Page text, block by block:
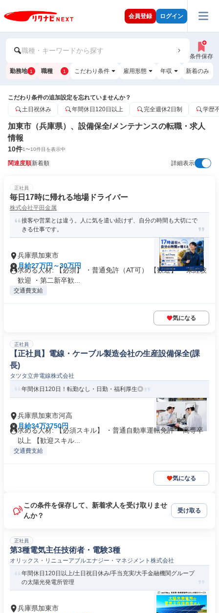
会員登録 ログイン
職種・キーワードから探す
条件保存
勤務地 1 職種 1 こだわり条件 雇用形態 年収 新着のみ
こだわり条件の追加設定を忘れていませんか？
土日祝休み
年間休日120日以上 完全週休2日制 学歴
加東市（兵庫県）、設備保全/メンテナンスの転職・求人
情報
10件1〜10件目を表示中
関連度順新着順 詳細表示
正社員
毎日17時に帰れる地場ドライバー
株式会社平田金属
接客や営業とは違う。人に気を遣い続けず、自分の時間も大切にで
きる仕事です。
兵庫県加東市
月給27万円～30万円
求める人材: 【必須】 ・普通免許（AT可） 【歓迎】 ・未経験
歓迎 ・第二新卒歓...
交通費支給
気になる
正社員
【正社員】電線・ケーブル製造会社の生産設備保全(課
長)
タツタ立井電線株式会社
年間休日120日！転勤なし・日勤・福利厚生◎
兵庫県加東市河高
月給34万3750円
求める人材: 【必須スキル】 ・普通自動車運転免許 ・高専卒
以上 【歓迎スキル...
交通費支給
気になる
この条件を保存して、新着求人を受け取りませ
んか？
受け取る
正社員
第3種電気主任技術者・電験3種
オリックス・リニューアブルエナジー・マネジメント株式会社
年間休日120日以上/土日祝日休み/手当充実/大手金融機関グループ
の太陽光発電所管理
兵庫県加東市